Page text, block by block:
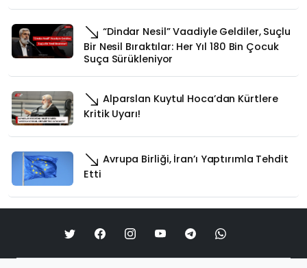
“Dindar Nesil” Vaadiyle Geldiler, Suçlu
Bir Nesil Bıraktılar: Her Yıl 180 Bin Çocuk
Suça Sürükleniyor
Alparslan Kuytul Hoca’dan Kürtlere
Kritik Uyarı!
Avrupa Birliği, İran’ı Yaptırımla Tehdit
Etti